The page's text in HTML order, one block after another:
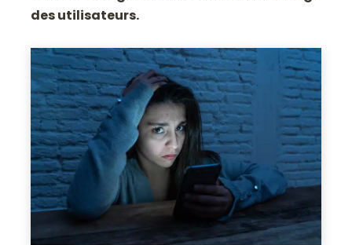
des utilisateurs.